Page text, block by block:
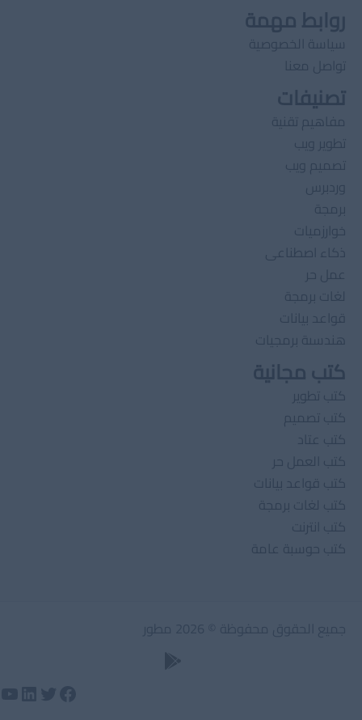
روابط مهمة
سياسة الخصوصية
تواصل معنا
تصنيفات
مفاهيم تقنية
تطوير ويب
تصميم ويب
وردبرس
برمجة
خوارزميات
ذكاء اصطناعى
عمل حر
لغات برمجة
قواعد بيانات
هندسىة برمجيات
كتب مجانية
كتب تطوير
كتب تصميم
كتب عتاد
كتب العمل حر
كتب قواعد بيانات
كتب لغات برمجة
كتب انترنت
كتب حوسبة عامة